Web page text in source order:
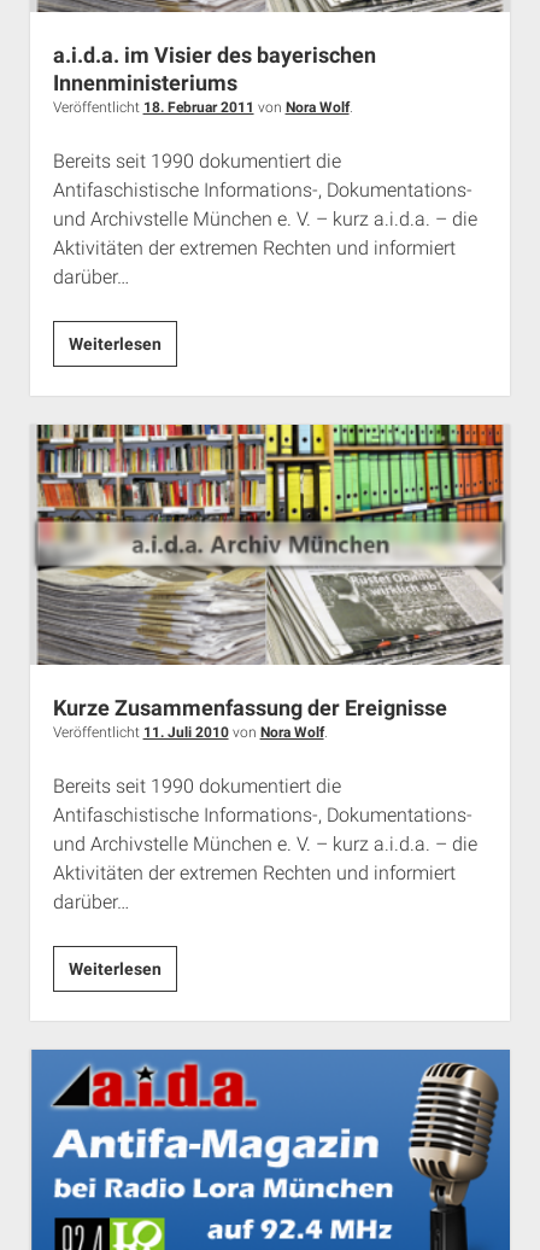
Rechte Termine München
Über a.i.d.a.
RSS-Feeds, Twitter & Facebook
Bibliothek
a.i.d.a. im Visier des bayerischen
Innenministeriums
Veröffentlicht 18. Februar 2011 von Nora Wolf.
Bereits seit 1990 dokumentiert die
Antifaschistische Informations-, Dokumentations-
und Archivstelle München e. V. – kurz a.i.d.a. – die
Aktivitäten der extremen Rechten und informiert
darüber…
Weiterlesena.i.d.a.
im
Visier
des
bayerischen
Innenministeriums
Kurze Zusammenfassung der Ereignisse
Veröffentlicht 11. Juli 2010von Nora Wolf.
Bereits seit 1990 dokumentiert die
Antifaschistische Informations-, Dokumentations-
und Archivstelle München e. V. – kurz a.i.d.a. – die
Aktivitäten der extremen Rechten und informiert
darüber…
WeiterlesenKurze
Zusammenfassung
der
Ereignisse